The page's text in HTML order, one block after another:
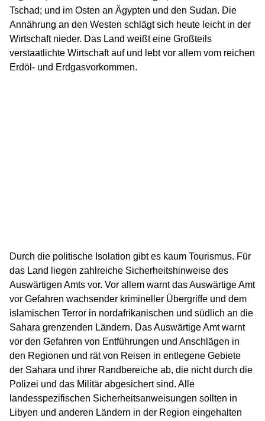
Tschad; und im Osten an Ägypten und den Sudan. Die
Annährung an den Westen schlägt sich heute leicht in der
Wirtschaft nieder. Das Land weißt eine Großteils
verstaatlichte Wirtschaft auf und lebt vor allem vom reichen
Erdöl- und Erdgasvorkommen.
Durch die politische Isolation gibt es kaum Tourismus. Für
das Land liegen zahlreiche Sicherheitshinweise des
Auswärtigen Amts vor. Vor allem warnt das Auswärtige Amt
vor Gefahren wachsender krimineller Übergriffe und dem
islamischen Terror in nordafrikanischen und südlich an die
Sahara grenzenden Ländern. Das Auswärtige Amt warnt
vor den Gefahren von Entführungen und Anschlägen in
den Regionen und rät von Reisen in entlegene Gebiete
der Sahara und ihrer Randbereiche ab, die nicht durch die
Polizei und das Militär abgesichert sind. Alle
landesspezifischen Sicherheitsanweisungen sollten in
Libyen und anderen Ländern in der Region eingehalten